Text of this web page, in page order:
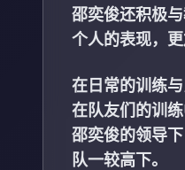
邵奕俊还积极
个人的表现，
在日常的训练
在队友们的训
邵奕俊的领导
队一较高下。